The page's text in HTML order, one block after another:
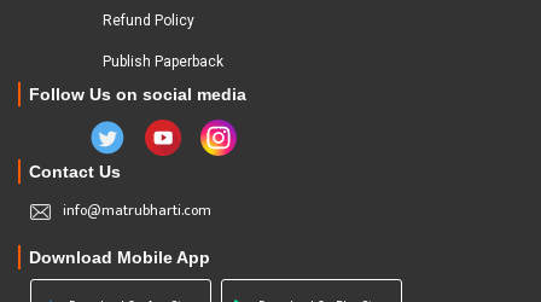
Refund Policy
Publish Paperback
Follow Us on social media
Contact Us
info@matrubharti.com
Download Mobile App